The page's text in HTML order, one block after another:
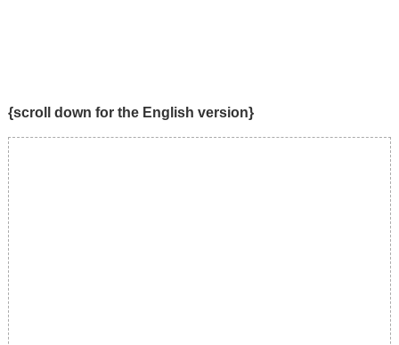
{scroll down for the English version}